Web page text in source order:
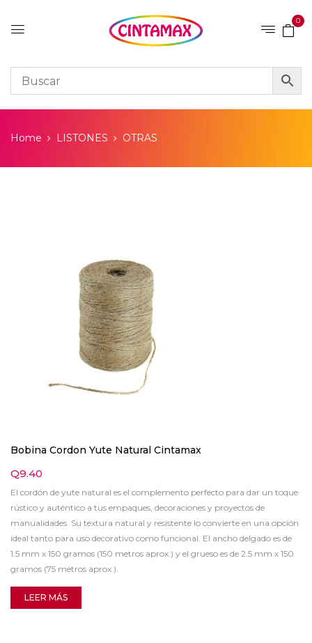
0
Home LISTONES OTRAS
Bobina Cordon Yute Natural Cintamax
Q9.40
El cordón de yute natural es el complemento perfecto para dar un toque
rústico y auténtico a tus empaques, decoraciones y proyectos de
manualidades. Su textura natural y resistente lo convierte en una opción
ideal tanto para uso decorativo como funcional. El ancho delgado es de
1.5 mm x 150 gramos (150 metros aprox.) y el grueso es de 2.5 mm x 150
gramos (75 metros aprox.).
LEER MÁS